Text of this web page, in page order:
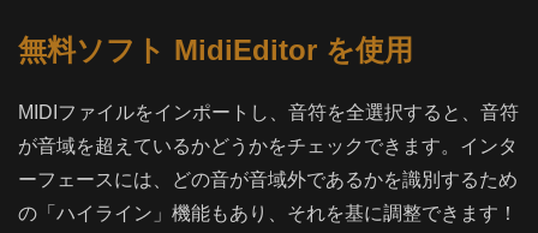
無料ソフト MidiEditor を使用
MIDIファイルをインポートし、音符を全選択すると、音符
が音域を超えているかどうかをチェックできます。インタ
ーフェースには、どの音が音域外であるかを識別するため
の「ハイライン」機能もあり、それを基に調整できます！